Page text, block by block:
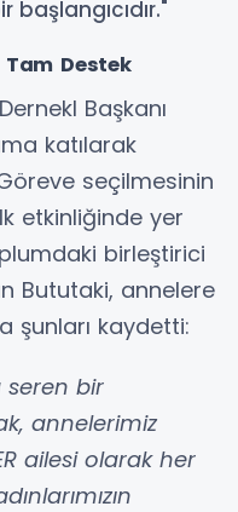
başlangıcıdır."
Destek
Başkanı
katılarak
seçilmesinin
etkinliğinde yer
birleştirici
Bututaki, annelere
şunları kaydetti:
seren bir
annelerimiz
ailesi olarak her